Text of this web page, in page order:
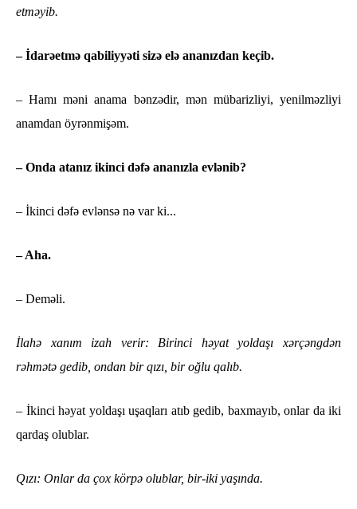
etməyib.
– İdarəetmə qabiliyyəti sizə elə ananızdan keçib.
– Hamı məni anama bənzədir, mən mübarizliyi, yenilməzliyi
anamdan öyrənmişəm.
– Onda atanız ikinci dəfə ananızla evlənib?
– İkinci dəfə evlənsə nə var ki...
– Aha.
– Deməli.
İlahə xanım izah verir: Birinci həyat yoldaşı xərçəngdən
rəhmətə gedib, ondan bir qızı, bir oğlu qalıb.
– İkinci həyat yoldaşı uşaqları atıb gedib, baxmayıb, onlar da iki
qardaş olublar.
Qızı: Onlar da çox körpə olublar, bir-iki yaşında.